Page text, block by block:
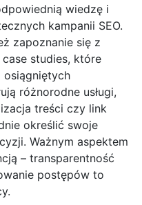
wiedzę i
kampanii SEO.
zapoznanie się z
studies, które
różnorodne usługi,
treści czy link
określić swoje
Ważnym aspektem
– transparentność
postępów to